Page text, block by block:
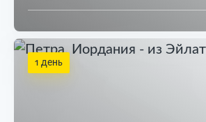
1 день